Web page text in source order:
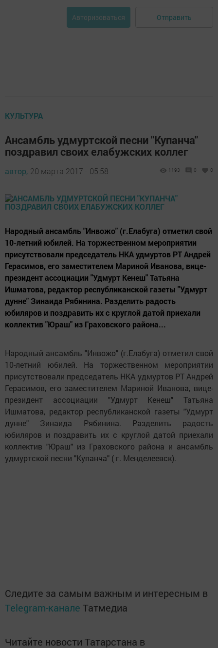
Авторизоваться Отправить
КУЛЬТУРА
Ансамбль удмуртской песни "Купанча"
поздравил своих елабужских коллег
автор, 20 марта 2017 - 05:58 1193 0 0
Народный ансамбль "Инвожо" (г.Елабуга) отметил свой
10-летний юбилей. На торжественном мероприятии
присутствовали председатель НКА удмуртов РТ Андрей
Герасимов, его заместителем Мариной Иванова, вице-
президент ассоциации "Удмурт Кенеш" Татьяна
Ишматова, редактор республиканской газеты "Удмурт
дунне" Зинаида Рябинина. Разделить радость
юбиляров и поздравить их с круглой датой приехали
коллектив "Юраш" из Граховского района...
Народный ансамбль "Инвожо" (г.Елабуга) отметил свой
10-летний юбилей. На торжественном мероприятии
присутствовали председатель НКА удмуртов РТ Андрей
Герасимов, его заместителем Мариной Иванова, вице-
президент ассоциации "Удмурт Кенеш" Татьяна
Ишматова, редактор республиканской газеты "Удмурт
дунне" Зинаида Рябинина. Разделить радость
юбиляров и поздравить их с круглой датой приехали
коллектив "Юраш" из Граховского района и ансамбль
удмуртской песни "Купанча" ( г. Менделеевск).
Следите за самым важным и интересным в
Telegram-канале Татмедиа
Читайте новости Татарстана в